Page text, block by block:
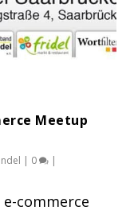
Meetup
| 0 |
commerce